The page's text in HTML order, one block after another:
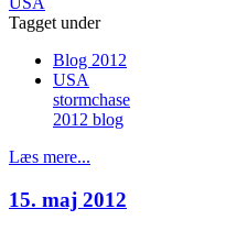
Tagget under
Blog 2012
USA
stormchase
2012 blog
Læs mere...
15. maj 2012